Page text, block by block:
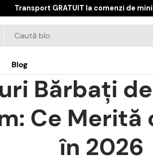
Transport GRATUIT la comenzi de
Blog
Bărbați
Ce Merită
în 2026